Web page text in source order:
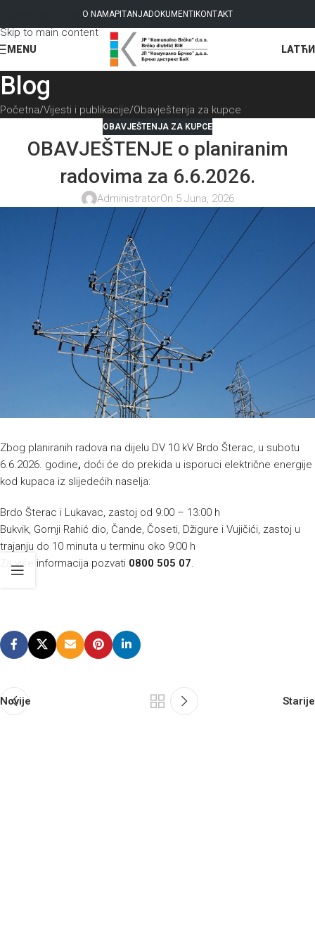
Skip to navigation
Skip to main content
O NAMAPITANJADOKUMENTI KONTAKT
MENU LAT
Blog
Početna Vijesti i publikacije Obavještenja za kupce
OBAVJEŠTENJA ZA KUPCE
OBAVJEŠTENJE o planiranim
radovima za 6.6.2026.
AdministratorOn 5 Juna, 2026
Zbog planiranih radova na dijelu DV 10 kV Brdo Šterac, u subotu
6.6.2026. godine, doći će do prekida u isporuci električne energije
kod kupaca iz slijedećih naselja:
Brdo Šterac i Lukavac, zastoj od 9:00 – 13:00 h
Bukvik, Gornji Rahić dio, Čande, Čoseti, Džigure i Vujičići, zastoj u
trajanju do 10 minuta u terminu oko 9:00 h
Za više informacija pozvati 0800 505 07.
Novije Starije